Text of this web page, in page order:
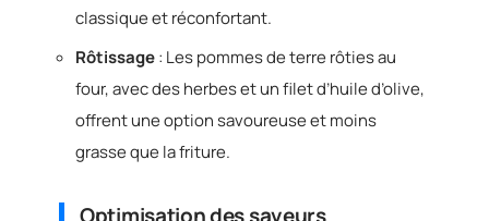
classique et réconfortant.
Rôtissage: Les pommes de terre rôties au
four, avec des herbes et un filet d’huile d’olive,
offrent une option savoureuse et moins
grasse que la friture.